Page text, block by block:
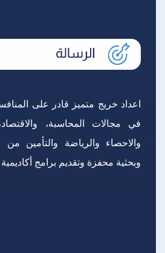
اعداد خريج متميز قادر على
في مجالات المحاسبة،
والاحصاء والرياضة والتأمين من
وبحثية محفزة وتقديم برامج أكاديمية